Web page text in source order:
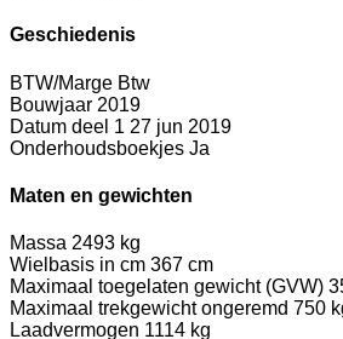
Geschiedenis
BTW/Marge Btw
Bouwjaar 2019
Datum deel 1 27 jun 2019
Onderhoudsboekjes Ja
Maten en gewichten
Massa 2493 kg
Wielbasis in cm 367 cm
Maximaal toegelaten gewicht (GVW)
Maximaal trekgewicht ongeremd 750
Laadvermogen 1114 kg